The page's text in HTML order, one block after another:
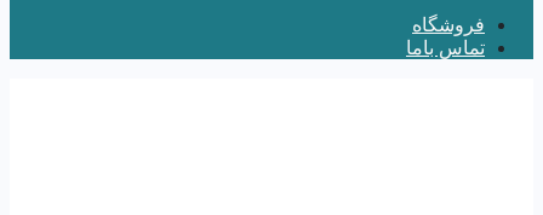
فروشگاه
تماس باما